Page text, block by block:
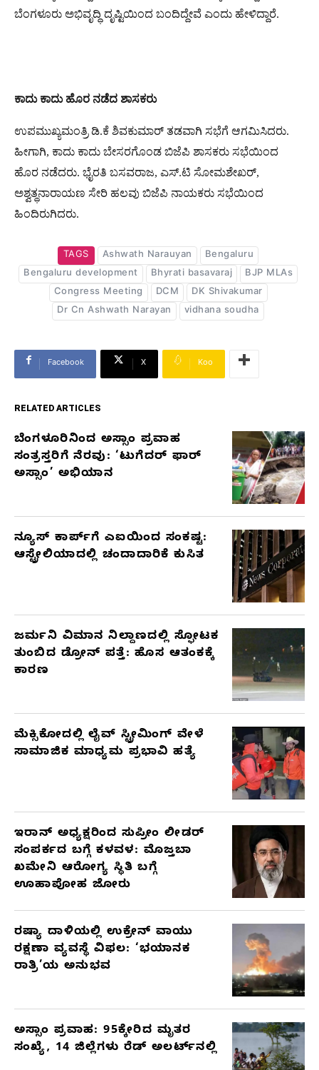
ಬೆಂಗಳೂರು ಅಭಿವೃದ್ಧಿ ದೃಷ್ಟಿಯಿಂದ ಬಂದಿದ್ದೇವೆ ಎಂದು ಹೇಳಿದ್ದಾರೆ.
ಕಾದು ಕಾದು ಹೊರ ನಡೆದ ಶಾಸಕರು
ಉಪಮುಖ್ಯಮಂತ್ರಿ ಡಿ.ಕೆ‌ ಶಿವಕುಮಾರ್ ತಡವಾಗಿ ಸಭೆಗೆ ಆಗಮಿಸಿದರು.
ಹೀಗಾಗಿ, ಕಾದು ಕಾದು ಬೇಸರಗೊಂಡ ಬಿಜೆಪಿ ಶಾಸಕರು ಸಭೆಯಿಂದ
ಹೊರ ನಡೆದರು. ಭೈರತಿ ಬಸವರಾಜ, ಎಸ್.ಟಿ ಸೋಮಶೇಖರ್,
ಅಶ್ವತ್ಥನಾರಾಯಣ ಸೇರಿ ಹಲವು ಬಿಜೆಪಿ ನಾಯಕರು ಸಭೆಯಿಂದ
ಹಿಂದಿರುಗಿದರು.
TAGS Ashwath Narauyan
Bengaluru
Bengaluru development
Bhyrati basavaraj
BJP MLAs
Congress Meeting
DCM
DK Shivakumar
Dr Cn Ashwath Narayan
vidhana soudha
Facebook X Koo
RELATED ARTICLES
RELATED
ARTICLES
ಬೆಂಗಳೂರಿನಿಂದ ಅಸ್ಸಾಂ ಪ್ರವಾಹ
ಸಂತ್ರಸ್ತರಿಗೆ ನೆರವು: ‘ಟುಗೆದರ್ ಫಾರ್
ಅಸ್ಸಾಂ’ ಅಭಿಯಾನ
ನ್ಯೂಸ್ ಕಾರ್ಪ್‌ಗೆ ಎಐಯಿಂದ ಸಂಕಷ್ಟ:
ಆಸ್ಟ್ರೇಲಿಯಾದಲ್ಲಿ ಚಂದಾದಾರಿಕೆ ಕುಸಿತ
ಜರ್ಮನಿ ವಿಮಾನ ನಿಲ್ದಾಣದಲ್ಲಿ ಸ್ಫೋಟಕ
ತುಂಬಿದ ಡ್ರೋನ್ ಪತ್ತೆ: ಹೊಸ ಆತಂಕಕ್ಕೆ
ಕಾರಣ
ಮೆಕ್ಸಿಕೋದಲ್ಲಿ ಲೈವ್ ಸ್ಟ್ರೀಮಿಂಗ್ ವೇಳೆ
ಸಾಮಾಜಿಕ ಮಾಧ್ಯಮ ಪ್ರಭಾವಿ ಹತ್ಯೆ
ಇರಾನ್ ಅಧ್ಯಕ್ಷರಿಂದ ಸುಪ್ರೀಂ ಲೀಡರ್
ಸಂಪರ್ಕದ ಬಗ್ಗೆ ಕಳವಳ: ಮೊಜ್ತಬಾ
ಖಮೇನಿ ಆರೋಗ್ಯ ಸ್ಥಿತಿ ಬಗ್ಗೆ
ಊಹಾಪೋಹ ಜೋರು
ರಷ್ಯಾ ದಾಳಿಯಲ್ಲಿ ಉಕ್ರೇನ್ ವಾಯು
ರಕ್ಷಣಾ ವ್ಯವಸ್ಥೆ ವಿಫಲ: ‘ಭಯಾನಕ
ರಾತ್ರಿ’ಯ ಅನುಭವ
ಅಸ್ಸಾಂ ಪ್ರವಾಹ: 95ಕ್ಕೇರಿದ ಮೃತರ
ಸಂಖ್ಯೆ, 14 ಜಿಲ್ಲೆಗಳು ರೆಡ್ ಅಲರ್ಟ್‌ನಲ್ಲಿ